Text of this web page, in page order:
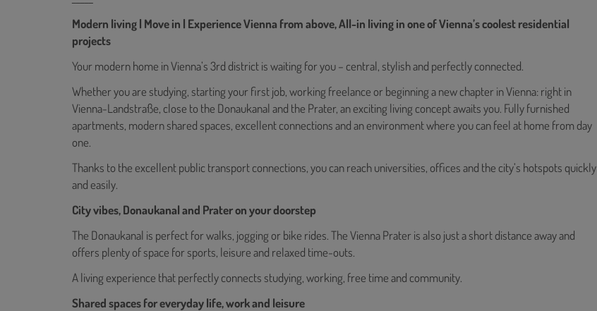
Modern living | Move in | Experience Vienna from above, All-in living in one of Vienna’s coolest residential
projects
Your modern home in Vienna’s 3rd district is waiting for you – central, stylish and perfectly connected.
Whether you are studying, starting your first job, working freelance or beginning a new chapter in Vienna: right in
Vienna-Landstraße, close to the Donaukanal and the Prater, an exciting living concept awaits you. Fully furnished
apartments, modern shared spaces, excellent connections and an environment where you can feel at home from day
one.
Thanks to the excellent public transport connections, you can reach universities, offices and the city’s hotspots quickly
and easily.
City vibes, Donaukanal and Prater on your doorstep
The Donaukanal is perfect for walks, jogging or bike rides. The Vienna Prater is also just a short distance away and
offers plenty of space for sports, leisure and relaxed time-outs.
A living experience that perfectly connects studying, working, free time and community.
Shared spaces for everyday life, work and leisure